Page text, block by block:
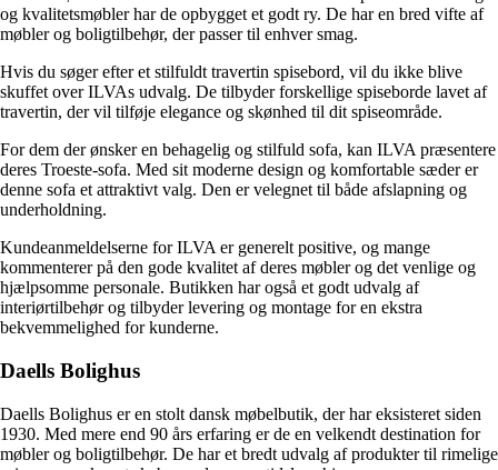
og kvalitetsmøbler har de opbygget et godt ry. De har en bred vifte af
møbler og boligtilbehør, der passer til enhver smag.
Hvis du søger efter et stilfuldt travertin spisebord, vil du ikke blive
skuffet over ILVAs udvalg. De tilbyder forskellige spiseborde lavet af
travertin, der vil tilføje elegance og skønhed til dit spiseområde.
For dem der ønsker en behagelig og stilfuld sofa, kan ILVA præsentere
deres Troeste-sofa. Med sit moderne design og komfortable sæder er
denne sofa et attraktivt valg. Den er velegnet til både afslapning og
underholdning.
Kundeanmeldelserne for ILVA er generelt positive, og mange
kommenterer på den gode kvalitet af deres møbler og det venlige og
hjælpsomme personale. Butikken har også et godt udvalg af
interiørtilbehør og tilbyder levering og montage for en ekstra
bekvemmelighed for kunderne.
Daells Bolighus
Daells Bolighus er en stolt dansk møbelbutik, der har eksisteret siden
1930. Med mere end 90 års erfaring er de en velkendt destination for
møbler og boligtilbehør. De har et bredt udvalg af produkter til rimelige